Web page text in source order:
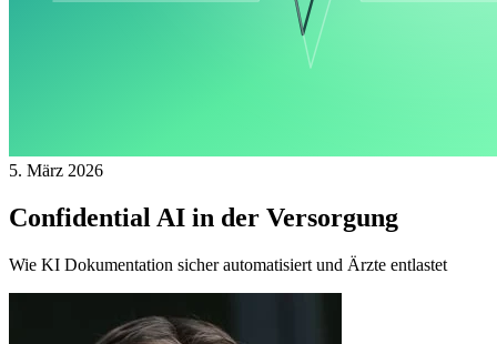
5. März 2026
Confidential AI in der Versorgung
Wie KI Dokumentation sicher automatisiert und Ärzte entlastet